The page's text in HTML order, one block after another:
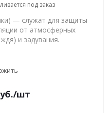
под заказ
— служат для защиты
от атмосферных
и задувания.
/шт